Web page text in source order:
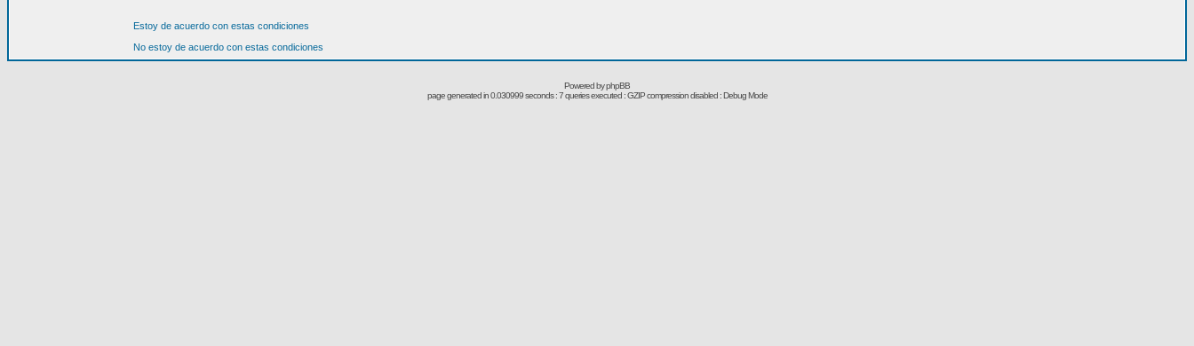
Estoy de acuerdo con estas condiciones
No estoy de acuerdo con estas condiciones
Powered byphpBB
page generated in 0.030999 seconds : 7 queries executed : GZIP compression disabled : Debug Mode